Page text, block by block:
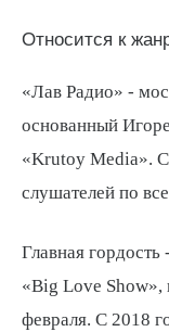
Относится к
«Лав Радио» -
основанный
«Krutoy Media».
слушателей по
Главная
«Big Love Show»,
февраля. С 2018